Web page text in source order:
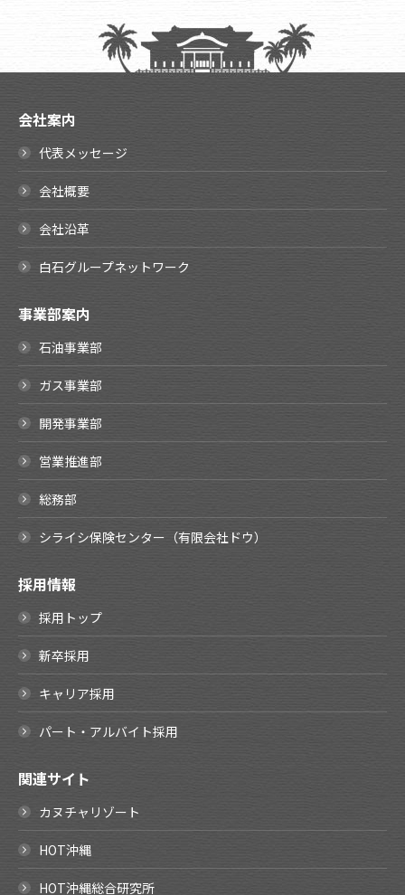
会社案内
代表メッセージ
会社概要
会社沿革
白石グループネットワーク
事業部案内
石油事業部
ガス事業部
開発事業部
営業推進部
総務部
シライシ保険センター（有限会社ドウ）
採用情報
採用トップ
新卒採用
キャリア採用
パート・アルバイト採用
関連サイト
カヌチャリゾート
HOT沖縄
HOT沖縄総合研究所